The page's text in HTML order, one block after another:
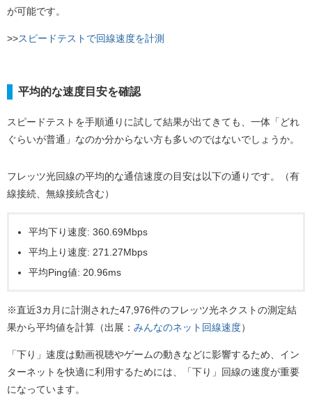
が可能です。
>>スピードテストで回線速度を計測
平均的な速度目安を確認
スピードテストを手順通りに試して結果が出てきても、一体「どれ
ぐらいが普通」なのか分からない方も多いのではないでしょうか。
フレッツ光回線の平均的な通信速度の目安は以下の通りです。（有
線接続、無線接続含む）
平均下り速度: 360.69Mbps
平均上り速度: 271.27Mbps
平均Ping値: 20.96ms
※直近3カ月に計測された47,976件のフレッツ光ネクストの測定結
果から平均値を計算（出展： みんなのネット回線速度）
「下り」速度は動画視聴やゲームの動きなどに影響するため、イン
ターネットを快適に利用するためには、「下り」回線の速度が重要
になっています。